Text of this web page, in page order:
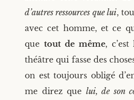
d’autres res­sources que lui,
avec cet homme, et ce
que tout de même,
théâtre qui fasse des
on est tou­jours obli­gé
me direz que lui, de son